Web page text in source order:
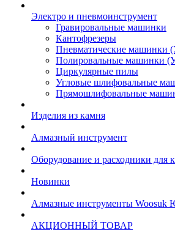
Электро и пневмоинструмент
Гравировальные машинки
Кантофрезеры
Пневматические
Полировальные машинки
Циркулярные пилы
Угловые шлифовальные
Прямошлифовальные
Изделия из камня
Алмазный инструмент
Оборудование и расходники для
Новинки
Алмазные инструменты
АКЦИОННЫЙ ТОВАР